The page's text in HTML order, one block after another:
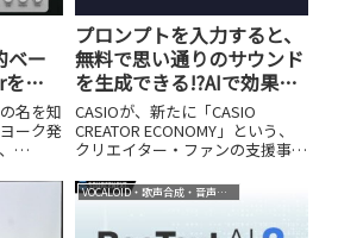
ー
ン
ュ
名を知
ーク発
の
プロンプトを入力すると、
無料で思い通りのサウンド
を生成できる!?AIで効果音
を作り出すCASIO「Waves
Place」の威力
CASIOが、新たに「CASIO
CREATOR ECONOMY」という、
クリエイター・ファンの支援事業
の普及やSNSの発展により、誰も
がクリエイターになれる時代が到
来し、市場が急速に拡大する中、
VOCALOID・歌声合成・音声合成